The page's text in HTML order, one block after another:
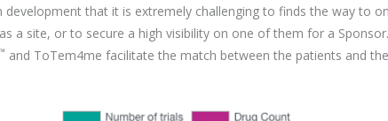
development that it is extremely challenging to finds the way to
a site, or to secure a high visibility on one of them for a Sponsor.
and ToTem4me facilitate the match between the patients and